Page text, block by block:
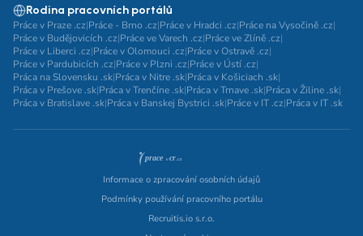
Rodina pracovních portálů
Práce v Praze .cz|Práce - Brno .cz|Práce v Hradci .cz|Práce na Vysočině .cz|
Práce v Budějovicích .cz|Práce ve Varech .cz|Práce ve Zlíně .cz|
Práce v Liberci .cz|Práce v Olomouci .cz|Práce v Ostravě .cz|
Práce v Pardubicích .cz|Práce v Plzni .cz|Práce v Ústí .cz|
Práca na Slovensku .sk|Práca v Nitre .sk|Práca v Košiciach .sk|
Práca v Prešove .sk|Práca v Trenčíne .sk|Práca v Trnave .sk|Práca v Žiline .sk|
Práca v Bratislave .sk|Práca v Banskej Bystrici .sk|Práce v IT .cz|Práca v IT .sk
Informace o zpracování osobních údajů
Podmínky používání pracovního portálu
Recruitis.io s.r.o.